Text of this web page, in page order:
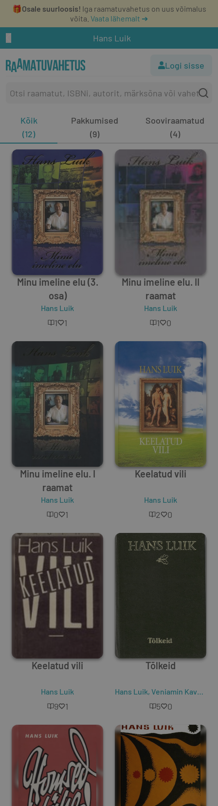
🎁Osale suurloosis! Iga raamatuvahetus on uus võimalus
võita. Vaata lähemalt ➔
Hans Luik
Logi sisse
Kõik
(12)
Pakkumised
(9)
Sooviraamatud
(4)
Minu imeline elu (3.
osa)
Hans Luik
1 1
Minu imeline elu. II
raamat
Hans Luik
1 0
Minu imeline elu. I
raamat
Hans Luik
0 1
Keelatud vili
Hans Luik
2 0
Keelatud vili
Hans Luik
9 1
Tõlkeid
Hans Luik, Veniamin Kaverin
5 0